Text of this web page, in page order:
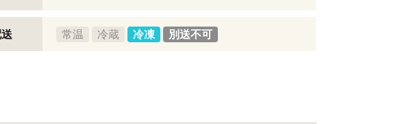
常温 冷蔵 冷凍 別送不可